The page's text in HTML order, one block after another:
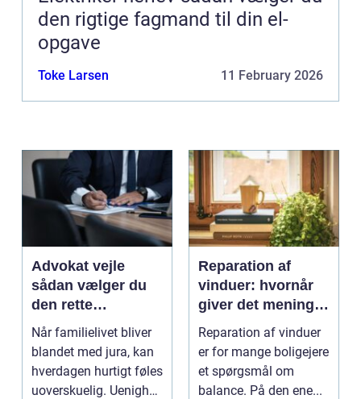
den rigtige fagmand til din el-
opgave
Toke Larsen 11 February 2026
Advokat vejle
sådan vælger du
den rette
familieretsadvokat
Når familielivet bliver
blandet med jura, kan
hverdagen hurtigt føles
uoverskuelig. Uenighed
Reparation af
vinduer: hvornår
giver det mening,
og hvad skal du
vælge?
Reparation af vinduer
er for mange boligejere
et spørgsmål om
balance. På den ene...